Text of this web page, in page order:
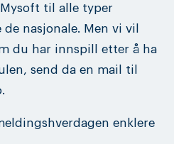
til alle typer
nasjonale. Men vi vil
du har innspill etter å ha
send da en mail til
enklere